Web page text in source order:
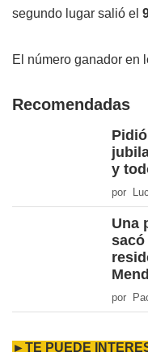
segundo lugar salió el
El número ganador en
Recomendadas
y
por
Una
sacó
por
►TE PUEDE